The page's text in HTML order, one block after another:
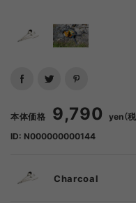
本体価格 9,790 yen（税
ID: N000000000144
Charcoal